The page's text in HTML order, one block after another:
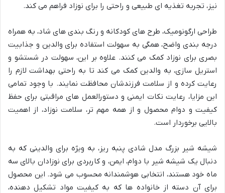
نیز، تجربه تغذیه ای طبیعی و راحتی را برای نوزاد فراهم می کند.
طراحی ارگونومیک، طرح های کودکانه و رنگ بندی های شاد، به همراه
درجه بندی واضح، همگی به سهولت استفاده برای والدین و جذابیت
بصری برای نوزاد کمک می کنند. علاوه بر این، سهولت در شستشو و
استریل سازی، به والدین کمک می کند تا به راحتی بهداشت لازم را
رعایت کرده و از سلامت فرزندشان محافظت نمایند. با وجود تمامی
این مزایا، رعایت نکات ایمنی و دستورالعمل های مراقبتی برای حفظ
کیفیت و دوام محصول و از همه مهم تر، سلامت نوزاد، از اهمیت
بالایی برخوردار است.
شیشه شیر بزرگ مدل شادی پنبه ریز، به ویژه برای والدینی که به
دنبال یک شیشه شیر با دوام، ایمن، و کاربردی برای نوزادان بالای سه
ماه خود هستند، انتخابی هوشمندانه محسوب می شود. این محصول
برای آن دسته از خانواده ها که به کیفیت مواد تشکیل دهنده،